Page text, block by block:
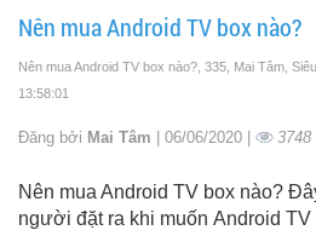
Nên mua Android TV box nào?
Nên mua Android TV box nào?, 335, Mai Tâm,
13:58:01
Đăng bởi Mai Tâm | 06/06/2020 | 3748
Nên mua Android TV box nào?
người đặt ra khi muốn Android